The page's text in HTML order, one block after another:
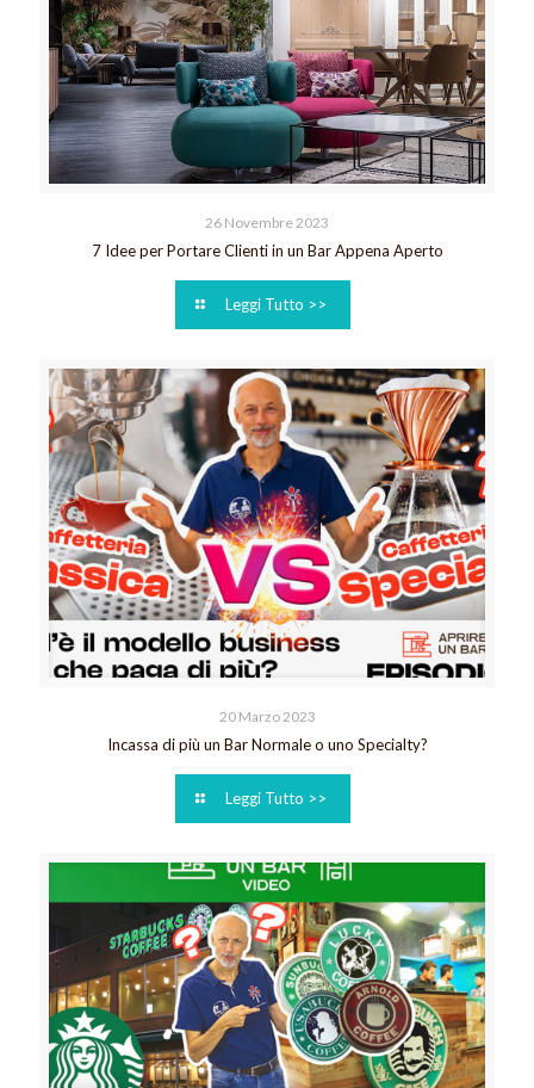
26 Novembre 2023
7 Idee per Portare Clienti in un Bar Appena Aperto
Leggi Tutto >>
20 Marzo 2023
Incassa di più un Bar Normale o uno Specialty?
Leggi Tutto >>